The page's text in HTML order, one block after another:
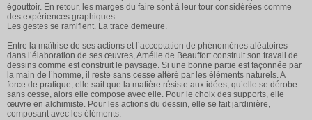
égouttoir. En retour, les marges du faire sont à leur tour considérées comme
des expériences graphiques.
Les gestes se ramifient. La trace demeure.
Entre la maîtrise de ses actions et l’acceptation de phénomènes aléatoires
dans l’élaboration de ses œuvres, Amélie de Beauffort construit son travail de
dessins comme est construit le paysage. Si une bonne partie est façonnée par
la main de l’homme, il reste sans cesse altéré par les éléments naturels. A
force de pratique, elle sait que la matière résiste aux idées, qu’elle se dérobe
sans cesse, alors elle compose avec elle. Pour le choix des supports, elle
œuvre en alchimiste. Pour les actions du dessin, elle se fait jardinière,
composant avec les éléments.